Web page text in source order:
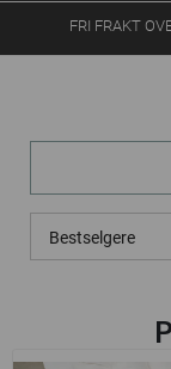
FRI FRAKT
Bestselgere